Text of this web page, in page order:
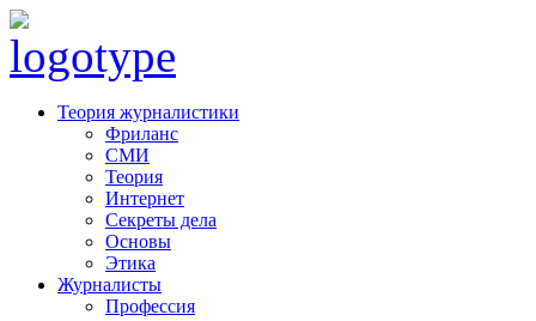
Теория журналистики
Фриланс
СМИ
Теория
Интернет
Секреты дела
Основы
Этика
Журналисты
Профессия